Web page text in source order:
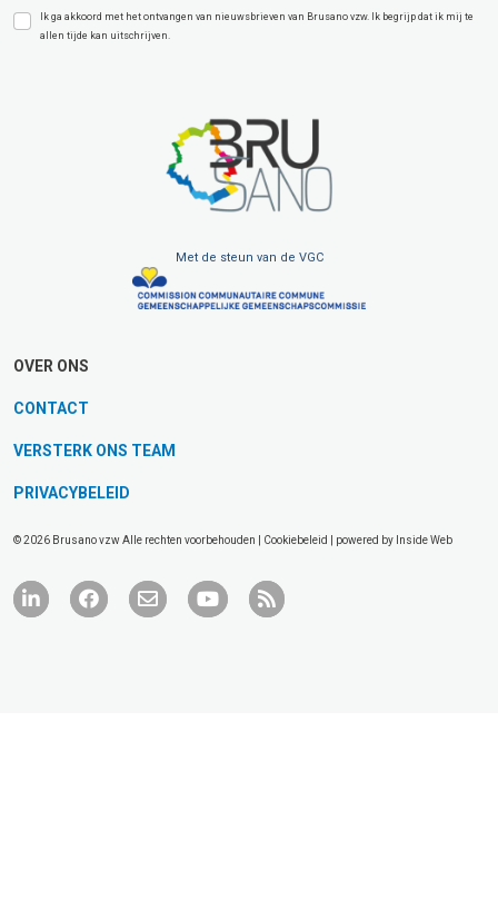
Ik ga akkoord met het ontvangen van nieuwsbrieven van Brusano vzw. Ik begrijp dat ik mij te
allen tijde kan uitschrijven.
Met de steun van de VGC
OVER ONS
CONTACT
VERSTERK ONS TEAM
PRIVACYBELEID
© 2026 Brusano vzw Alle rechten voorbehouden | Cookiebeleid | powered by Inside Web